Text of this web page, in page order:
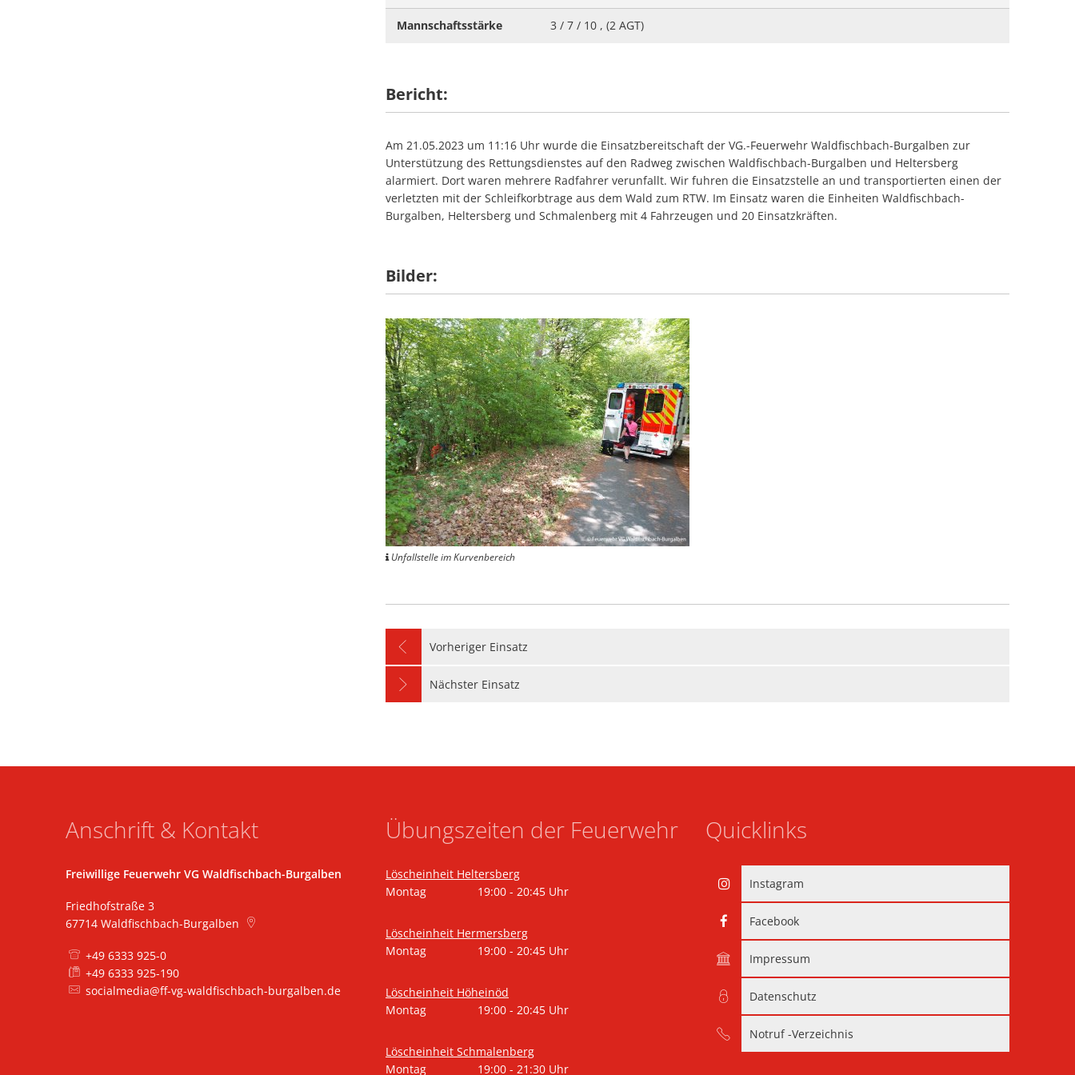
Mannschaftsstärke 3 / 7 / 10 , (2 AGT)
Bericht:
Am 21.05.2023 um 11:16 Uhr wurde die Einsatzbereitschaft der VG.-Feuerwehr Waldfischbach-Burgalben zur
Unterstützung des Rettungsdienstes auf den Radweg zwischen Waldfischbach-Burgalben und Heltersberg
alarmiert. Dort waren mehrere Radfahrer verunfallt. Wir fuhren die Einsatzstelle an und transportierten einen der
verletzten mit der Schleifkorbtrage aus dem Wald zum RTW. Im Einsatz waren die Einheiten Waldfischbach-
Burgalben, Heltersberg und Schmalenberg mit 4 Fahrzeugen und 20 Einsatzkräften.
Bilder:
Unfallstelle im Kurvenbereich
Vorheriger Einsatz
Nächster Einsatz
Anschrift & Kontakt
Freiwillige Feuerwehr VG Waldfischbach-Burgalben
Friedhofstraße 3
67714 Waldfischbach-Burgalben
+49 6333 925-0
+49 6333 925-190
socialmedia@ff-vg-waldfischbach-burgalben.de
Übungszeiten der Feuerwehr
Löscheinheit Heltersberg
Montag
19:00 - 20:45 Uhr
Löscheinheit Hermersberg
Montag
19:00 - 20:45 Uhr
Löscheinheit Höheinöd
Montag
19:00 - 20:45 Uhr
Löscheinheit Schmalenberg
Montag
19:00 - 21:30 Uhr
Quicklinks
Instagram
Facebook
Impressum
Datenschutz
Notruf -Verzeichnis